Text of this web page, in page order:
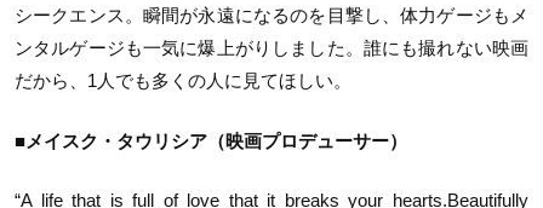
シークエンス。瞬間が永遠になるのを目撃し、体力ゲージもメ
ンタルゲージも一気に爆上がりしました。誰にも撮れない映画
だから、1人でも多くの人に見てほしい。
■メイスク・タウリシア（映画プロデューサー）
“A life that is full of love that it breaks your hearts.Beautifully